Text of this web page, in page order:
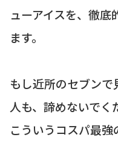
ューアイスを、徹
ます。
もし近所のセブン
人も、諦めないでく
こういうコスパ最